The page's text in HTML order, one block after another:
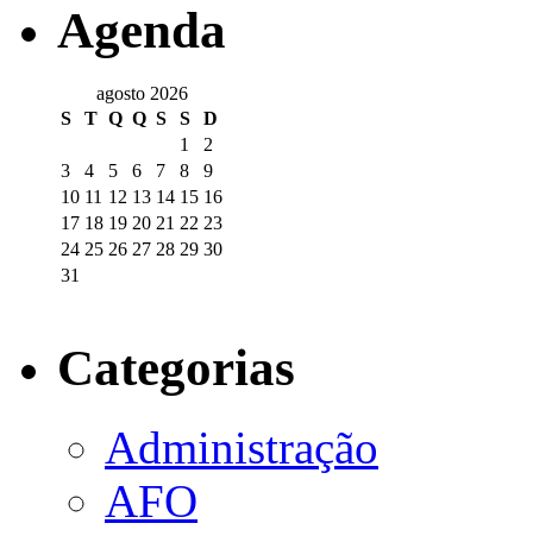
Agenda
agosto 2026
S
T Q Q S S
D
1
2
3
4 5 6 7 8
9
10 11 12 13 14 15 16
17 18 19 20 21 22 23
24 25 26 27 28 29 30
31
Categorias
Administração
AFO